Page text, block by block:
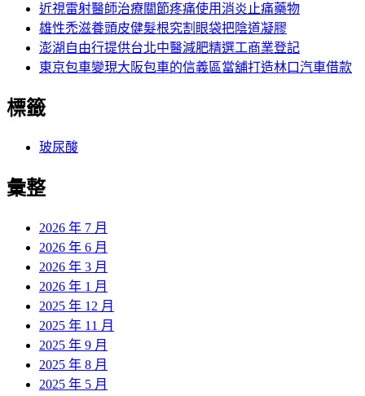
近視雷射醫師治療關節疼痛使用消炎止痛藥物
雄性禿滋養頭皮健髮根究割眼袋把陰道凝膠
澎湖自由行提供台北中醫減肥精選工商業登記
東京包車變現大阪包車的信義區當舖打造林口汽車借款
標籤
玻尿酸
彙整
2026 年 7 月
2026 年 6 月
2026 年 3 月
2026 年 1 月
2025 年 12 月
2025 年 11 月
2025 年 9 月
2025 年 8 月
2025 年 5 月